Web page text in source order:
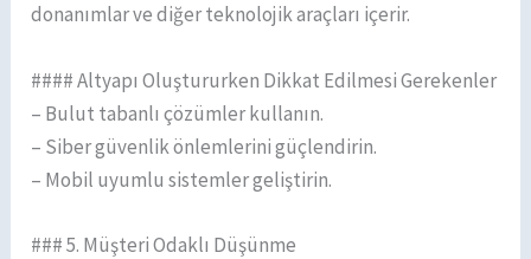
donanımlar ve diğer teknolojik araçları içerir.
#### Altyapı Oluştururken Dikkat Edilmesi Gerekenler
– Bulut tabanlı çözümler kullanın.
– Siber güvenlik önlemlerini güçlendirin.
– Mobil uyumlu sistemler geliştirin.
### 5. Müşteri Odaklı Düşünme